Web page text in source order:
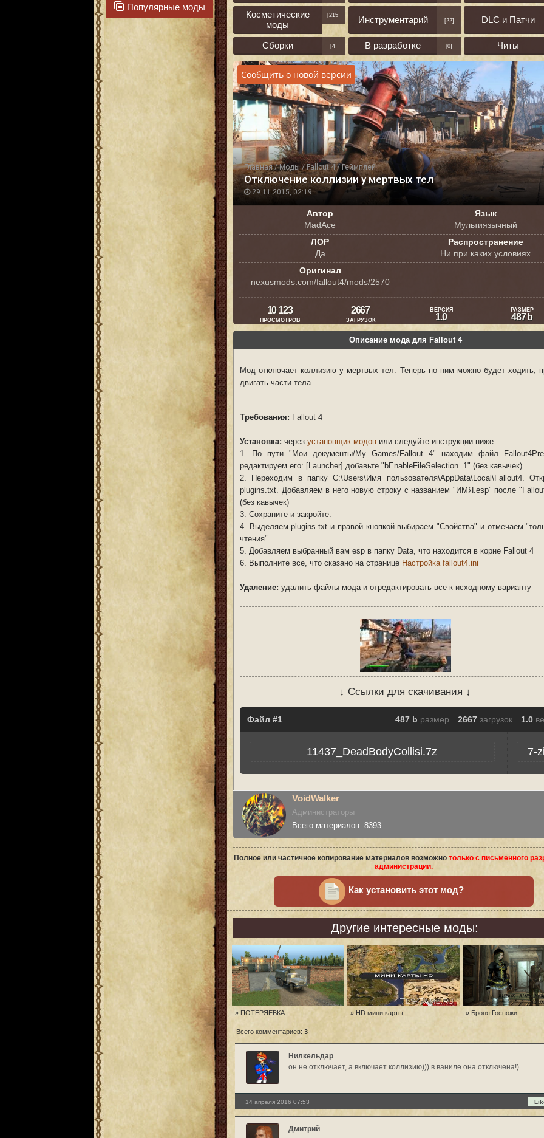
Популярные моды
Косметические
моды
[215] Инструментарий [22] DLC и Патчи
Сборки [4] В разработке [0] Читы
Главная/Моды/Fallout 4/ Геймплей
29.11.2015, 02:19
Отключение коллизии у мертвых тел
Сообщить о новой версии
Автор
MadAce
Язык
Мультиязычный
ЛОР
Да
Распространение
Ни при каких условиях
Оригинал
nexusmods.com/fallout4/mods/2570
10 123
ПРОСМОТРОВ
2667
ЗАГРУЗОК
ВЕРСИЯ
1.0
РАЗМЕР
487 b
Описание мода для Fallout 4
Мод отключает коллизию у мертвых тел. Теперь по ним можно будет ходить,
двигать части тела.
Требования: Fallout 4
Установка: через установщик модов или следуйте инструкции ниже:
1. По пути "Мои документы/My Games/Fallout 4" находим файл
редактируем его: [Launcher] добавьте "bEnableFileSelection=1" (без кавычек)
2. Переходим в папку C:\Users\Имя пользователя\AppData\Local\Fallout4.
plugins.txt. Добавляем в него новую строку с названием "ИМЯ.esp" после
(без кавычек)
3. Сохраните и закройте.
4. Выделяемplugins.txt и правой кнопкой выбираем "Свойства" и отмечаем
чтения".
5. Добавляем выбранный вам esp в папку Data, что находится в корне Fallout 4
6. Выполните все, что сказано на странице Настройка fallout4.ini
Удаление: удалить файлы мода и отредактировать все к исходному варианту
↓ Ссылки для скачивания ↓
Файл 487 b размер 2667 загрузок 1.0
11437_DeadBodyCollisi.7z 7-
VoidWalker
Администраторы
Всего материалов: 8393
Полное или частичное копирование материалов возможно только с письменного
администрации.
Как установить этот мод?
Другие интересные моды:
» ПОТЕРЯЕВКА » HD мини карты » Броня Госпожи
Всего комментариев: 3
Нилкельдар
он не отключает, а включает коллизию))) в ваниле она отключена!)
14 апреля 2016 07:53
Дмитрий